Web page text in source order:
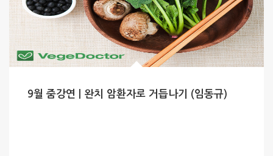
9월 줌강연 | 완치 암환자로 거듭나기 (임동규)